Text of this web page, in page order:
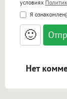
<b>,
<small>,
адреса
ссылками,
условиях
Я
🙂
Нет